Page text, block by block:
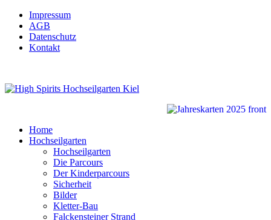
Impressum
AGB
Datenschutz
Kontakt
Home
Hochseilgarten
Hochseilgarten
Die Parcours
Der Kinderparcours
Sicherheit
Bilder
Kletter-Bau
Falckensteiner Strand